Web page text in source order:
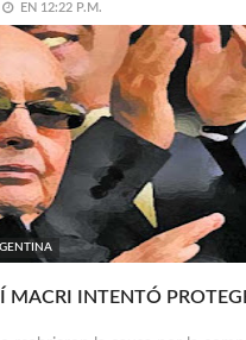
EN 12:22 P.M.
MACRI INTENTÓ